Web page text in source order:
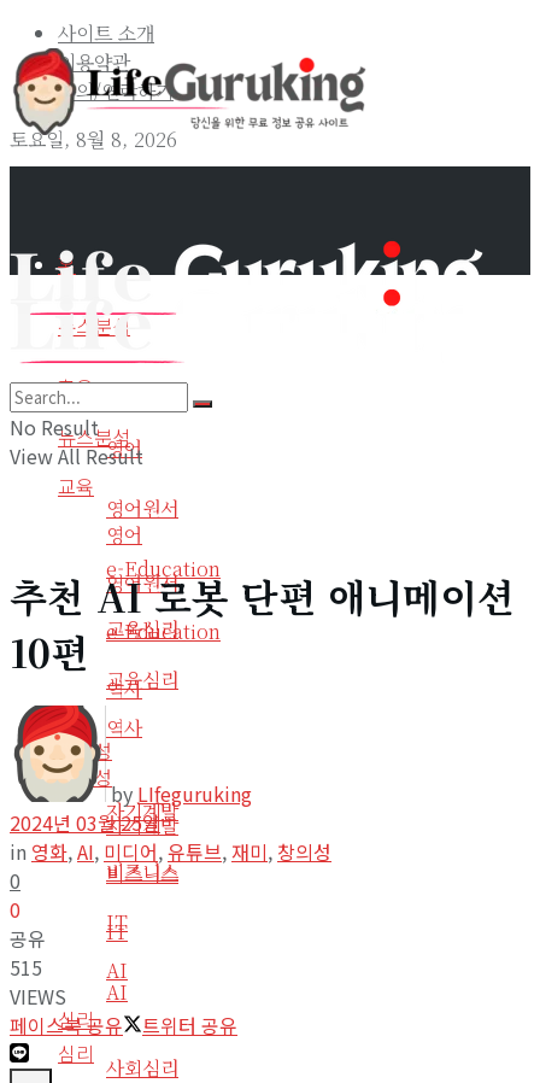
사이트 소개
이용약관
문의/연락하기
토요일, 8월 8, 2026
홈
뉴스분석
교육
영어
영어원서
e-Education
교육심리
역사
생산성
자기계발
비즈니스
IT
AI
심리
홈
뉴스분석
교육
영어
영어원서
e-Education
교육심리
역사
생산성
자기계발
비즈니스
IT
AI
심리
사회심리
No Result
View All Result
추천 AI 로봇 단편 애니메이션
10편
by LIfeguruking
2024년 03월 25일
in 영화,AI, 미디어,유튜브,재미, 창의성
0
0
공유
515
VIEWS
페이스북 공유
트위터 공유